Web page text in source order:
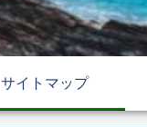
サイトマップ